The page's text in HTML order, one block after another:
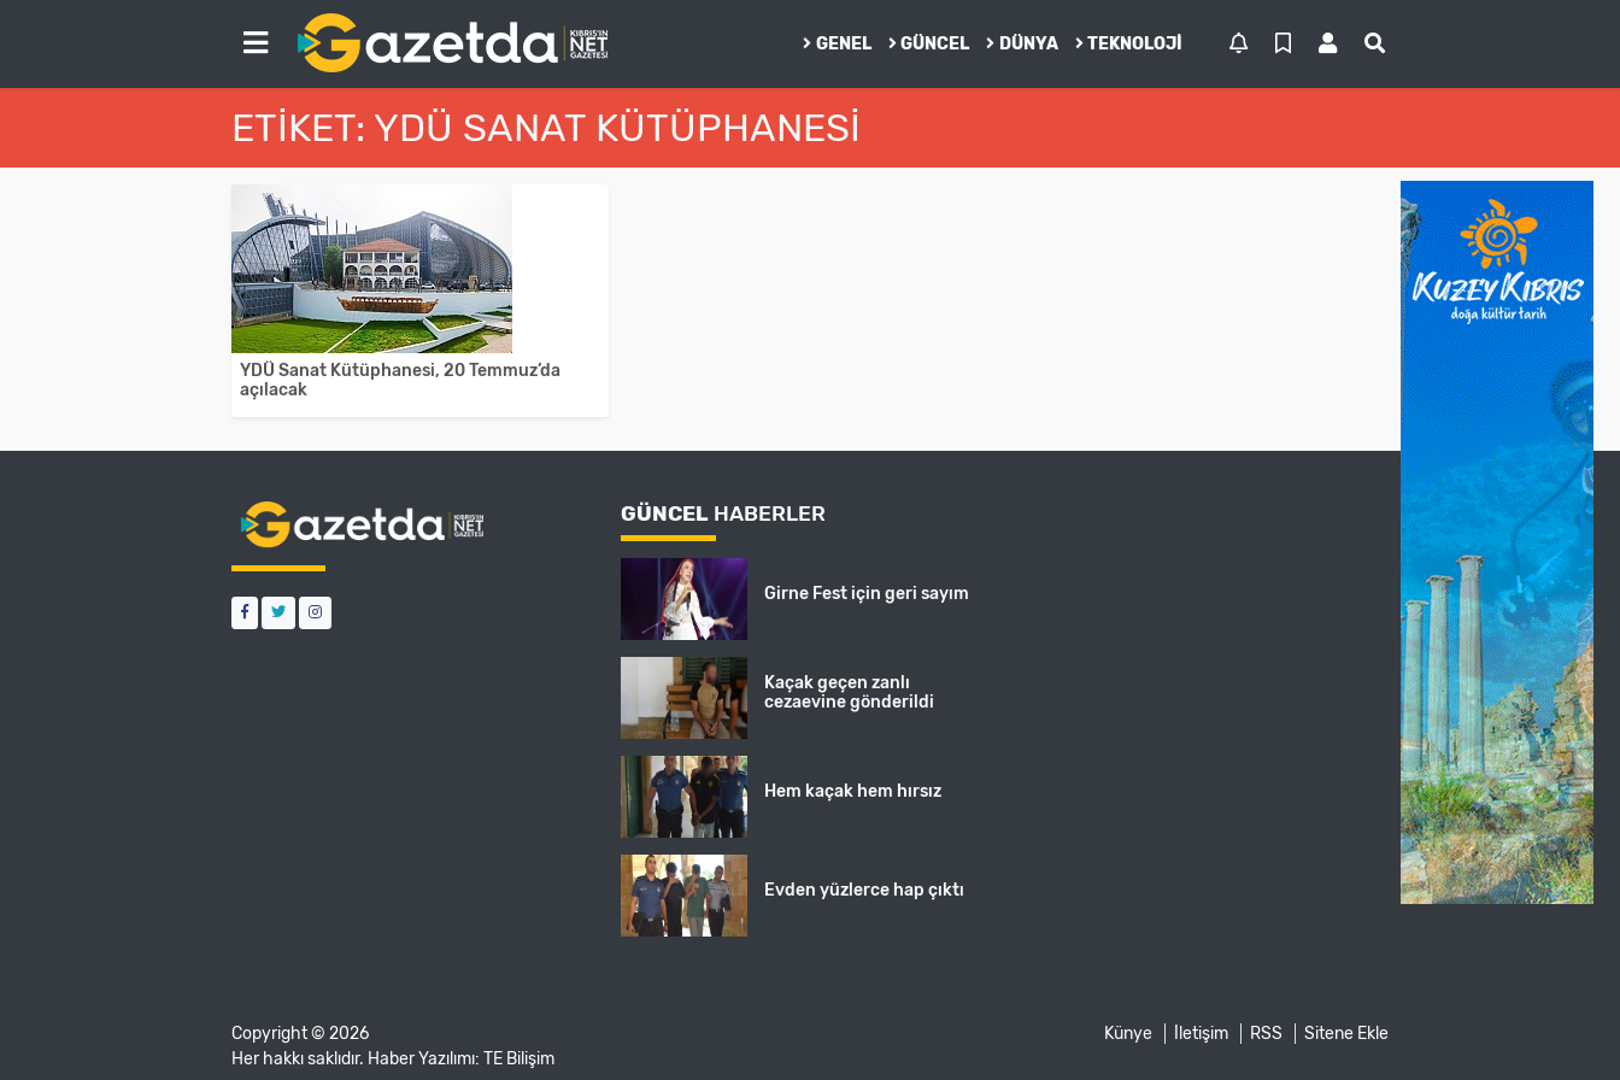
GENEL GÜNCEL DÜNYA TEKNOLOJI
ETIKET: YDÜ SANAT KÜTÜPHANESI
YDÜ Sanat Kütüphanesi, 20 Temmuz’da
açılacak
GÜNCEL HABERLER
Girne Fest için geri sayım
Kaçak geçen zanlı
cezaevine gönderildi
Hem kaçak hem hırsız
Evden yüzlerce hap çıktı
Copyright © 2026
Her hakkı saklıdır. Haber Yazılımı: TE Bilişim
Künye İletişim RSS Sitene Ekle